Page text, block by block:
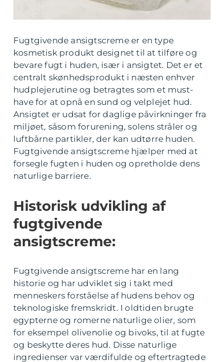
Fugtgivende ansigtscreme er en type
kosmetisk produkt designet til at tilføre og
bevare fugt i huden, især i ansigtet. Det er et
centralt skønhedsprodukt i næsten enhver
hudplejerutine og betragtes som et must-
have for at opnå en sund og velplejet hud.
Ansigtet er udsat for daglige påvirkninger fra
miljøet, såsom forurening, solens stråler og
luftbårne partikler, der kan udtørre huden.
Fugtgivende ansigtscreme hjælper med at
forsegle fugten i huden og opretholde dens
naturlige barriere.
Historisk udvikling af
fugtgivende
ansigtscreme:
Fugtgivende ansigtscreme har en lang
historie og har udviklet sig i takt med
menneskers forståelse af hudens behov og
teknologiske fremskridt. I oldtiden brugte
egypterne og romerne naturlige olier, som
for eksempel olivenolie og bivoks, til at fugte
og beskytte deres hud. Disse naturlige
ingredienser var værdifulde og eftertragtede